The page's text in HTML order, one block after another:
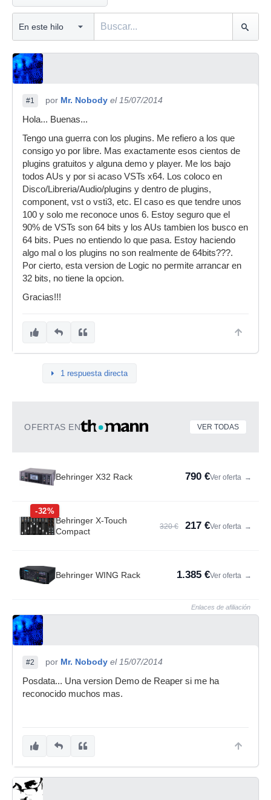
#1 por Mr. Nobody el 15/07/2014
Hola... Buenas...
Tengo una guerra con los plugins. Me refiero a los que
consigo yo por libre. Mas exactamente esos cientos de
plugins gratuitos y alguna demo y player. Me los bajo
todos AUs y por si acaso VSTs x64. Los coloco en
Disco/Libreria/Audio/plugins y dentro de plugins,
component, vst o vsti3, etc. El caso es que tendre unos
100 y solo me reconoce unos 6. Estoy seguro que el
90% de VSTs son 64 bits y los AUs tambien los busco en
64 bits. Pues no entiendo lo que pasa. Estoy haciendo
algo mal o los plugins no son realmente de 64bits???.
Por cierto, esta version de Logic no permite arrancar en
32 bits, no tiene la opcion.
Gracias!!!
1 respuesta directa
OFERTAS EN VER TODAS
Behringer X32 Rack 790 €Ver oferta →
-32%
Behringer X-Touch
Compact
320 € 217 €Ver oferta →
Behringer WING Rack 1.385 €Ver oferta →
Enlaces de afiliación
#2 por Mr. Nobody el 15/07/2014
Posdata... Una version Demo de Reaper si me ha
reconocido muchos mas.